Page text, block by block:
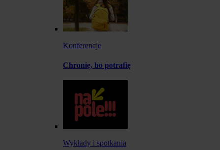
Konferencje
Chronię, bo potrafię
Wykłady i spotkania